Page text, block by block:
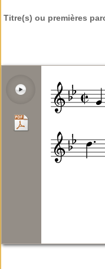
Titre(s) ou premières